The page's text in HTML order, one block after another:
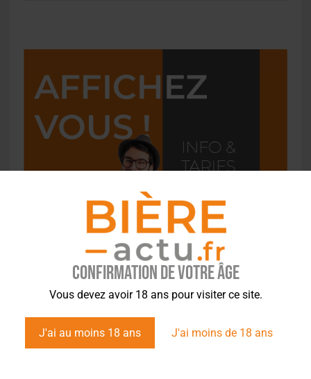
Confirmation de votre âge
Vous devez avoir 18 ans pour visiter ce site.
J'ai au moins 18 ans J'ai moins de 18 ans